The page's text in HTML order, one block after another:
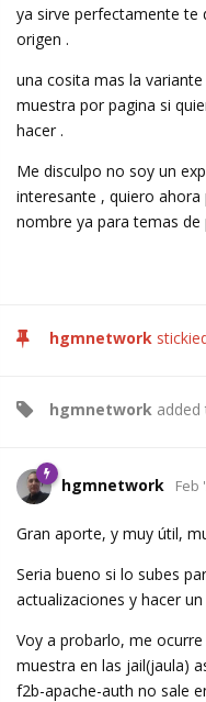
ya sirve perfectamente te
origen .
una cosita mas la
muestra por pagina si
hacer .
Me disculpo no soy un
interesante , quiero
nombre ya para temas de
hgmnetwork
hgmnetwork added
hgmnetwork Feb
Gran aporte, y muy útil,
Seria bueno si lo subes
actualizaciones y hacer
Voy a probarlo, me
muestra en las jail(jaula)
f2b-apache-auth no sale